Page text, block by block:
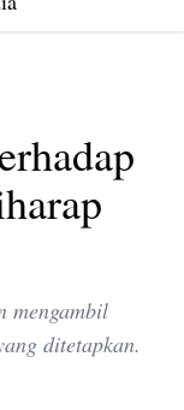
mengambil
ditetapkan.